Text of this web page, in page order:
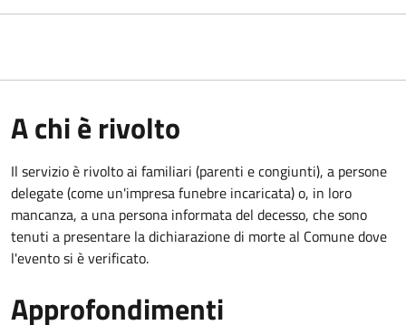
A chi è rivolto
Il servizio è rivolto ai familiari (parenti e congiunti), a persone
delegate (come un'impresa funebre incaricata) o, in loro
mancanza, a una persona informata del decesso, che sono
tenuti a presentare la dichiarazione di morte al Comune dove
l'evento si è verificato.
Approfondimenti